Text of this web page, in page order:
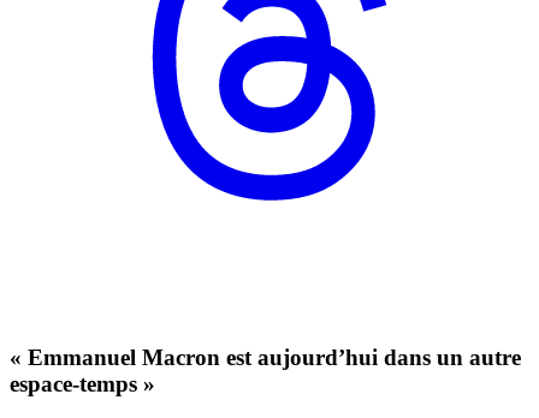
« Emmanuel Macron est aujourd’hui dans un autre
espace-temps »